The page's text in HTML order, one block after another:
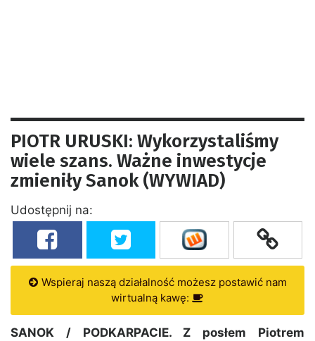
PIOTR URUSKI: Wykorzystaliśmy
wiele szans. Ważne inwestycje
zmieniły Sanok (WYWIAD)
Udostępnij na:
Wspieraj naszą działalność możesz postawić nam
wirtualną kawę:
SANOK / PODKARPACIE. Z posłem Piotrem